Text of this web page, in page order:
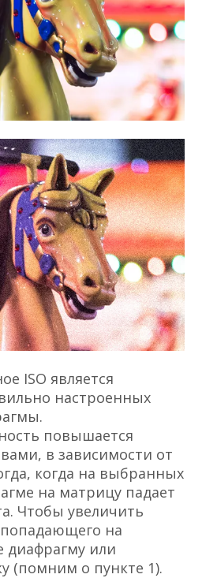
ISO является
настроенных
повышается
в зависимости от
когда на выбранных
на матрицу падает
Чтобы увеличить
попадающего на
диафрагму или
(помним о пункте 1).